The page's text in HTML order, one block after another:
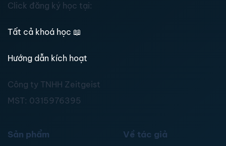
Click đăng ký học tại:
Tất cả khoá học 📖
Hướng dẫn kích hoạt
Công ty TNHH Zeitgeist
MST: 0315976395
Sản phẩm Về tác giả